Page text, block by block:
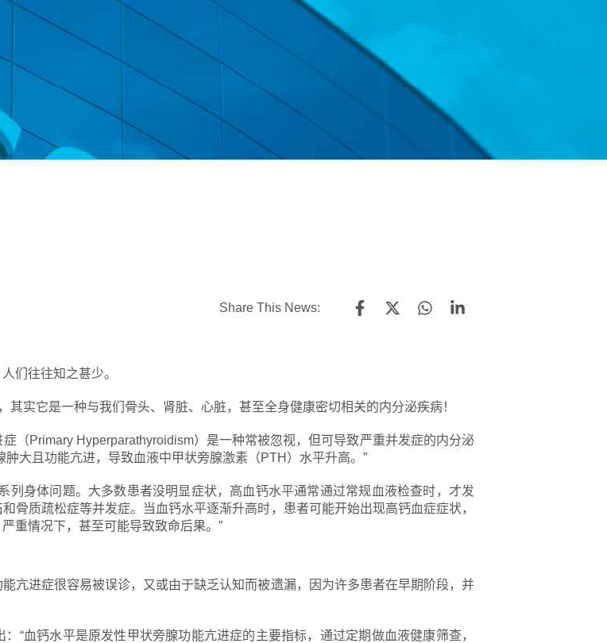
Share This News:
们往往知之甚少。
其实它是一种与我们骨头、肾脏、心脏，甚至全身健康密切相关的内分泌疾病！
（Primary Hyperparathyroidism）是一种常被忽视，但可导致严重并发症的内分泌
大且功能亢进，导致血液中甲状旁腺激素（PTH）水平升高。”
列身体问题。大多数患者没明显症状，高血钙水平通常通过常规血液检查时，才发
骨质疏松症等并发症。当血钙水平逐渐升高时，患者可能开始出现高钙血症症状，
重情况下，甚至可能导致致命后果。”
亢进症很容易被误诊，又或由于缺乏认知而被遗漏，因为许多患者在早期阶段，并
“血钙水平是原发性甲状旁腺功能亢进症的主要指标，通过定期做血液健康筛查，